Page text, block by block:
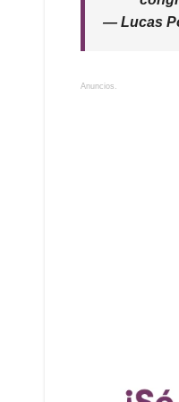
— Lucas
Anuncios.